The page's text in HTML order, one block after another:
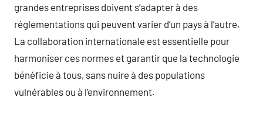
grandes entreprises doivent s’adapter à des
réglementations qui peuvent varier d’un pays à l’autre.
La collaboration internationale est essentielle pour
harmoniser ces normes et garantir que la technologie
bénéficie à tous, sans nuire à des populations
vulnérables ou à l’environnement.